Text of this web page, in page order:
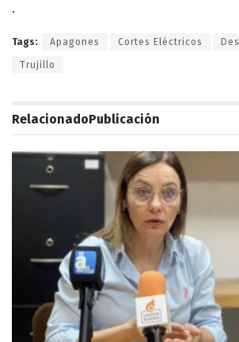
.
Tags: Apagones Cortes Eléctricos
Trujillo
RelacionadoPublicación